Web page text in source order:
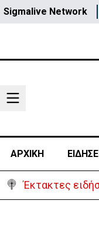
Sigmalive Network
ΑΡΧΙΚΗ
Έκτακτες